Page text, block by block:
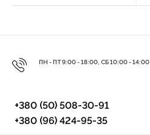
ПН - ПТ 9:00 - 18:00, СБ 10:00 - 14:00
+380 (50) 508-30-91
+380 (96) 424-95-35